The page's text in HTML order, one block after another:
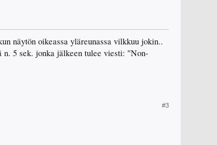
näytön oikeassa yläreunassa vilkkuu jokin..
n. 5 sek. jonka jälkeen tulee viesti: "Non-
#3